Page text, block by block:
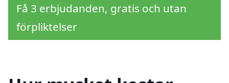
Få 3 erbjudanden, gratis och utan
förpliktelser